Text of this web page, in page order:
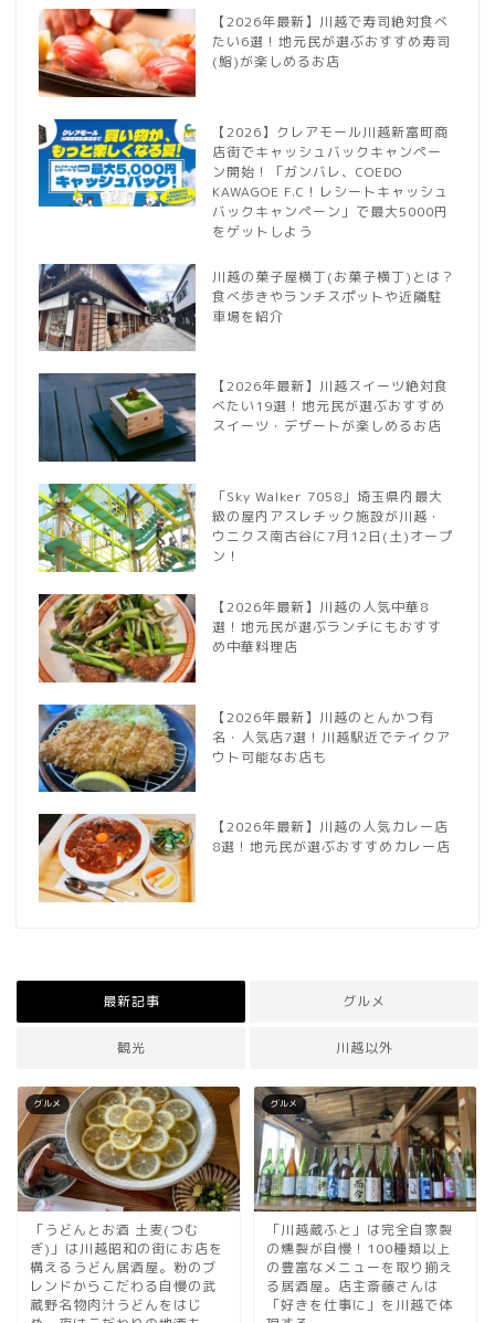
【2026年最新】川越で寿司絶対食べ
たい6選！地元民が選ぶおすすめ寿司
(鮨)が楽しめるお店
【2026】クレアモール川越新富町商
店街でキャッシュバックキャンペー
ン開始！「ガンバレ、COEDO
KAWAGOE F.C！レシートキャッシュ
バックキャンペーン」で最大5000円
をゲットしよう
川越の菓子屋横丁(お菓子横丁)とは？
食べ歩きやランチスポットや近隣駐
車場を紹介
【2026年最新】川越スイーツ絶対食
べたい19選！地元民が選ぶおすすめ
スイーツ・デザートが楽しめるお店
「Sky Walker 7058」埼玉県内最大
級の屋内アスレチック施設が川越・
ウニクス南古谷に7月12日(土)オープ
ン！
【2026年最新】川越の人気中華8
選！地元民が選ぶランチにもおすす
め中華料理店
【2026年最新】川越のとんかつ有
名・人気店7選！川越駅近でテイクア
ウト可能なお店も
【2026年最新】川越の人気カレー店
8選！地元民が選ぶおすすめカレー店
最新記事 グルメ
観光 川越以外
グルメ
「うどんとお酒 土麦(つむ
ぎ)」は川越昭和の街にお店を
構えるうどん居酒屋。粉のブ
レンドからこだわる自慢の武
蔵野名物肉汁うどんをはじ
グルメ
「川越蔵ふと」は完全自家製
の燻製が自慢！100種類以上
の豊富なメニューを取り揃え
る居酒屋。店主斎藤さんは
「好きを仕事に」を川越で体